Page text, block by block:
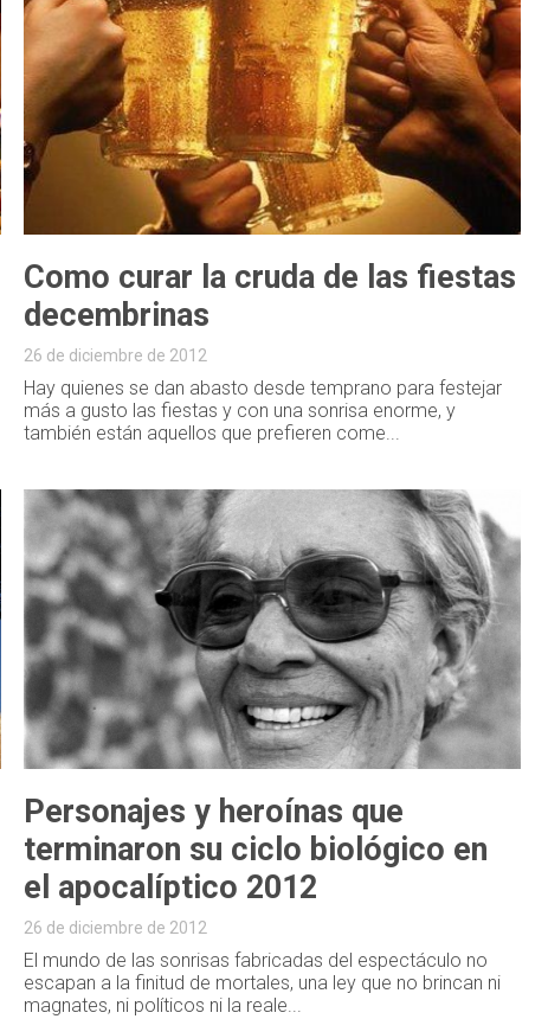
Como curar la cruda de las fiestas
decembrinas
26 de diciembre de 2012
Hay quienes se dan abasto desde temprano para festejar
más a gusto las fiestas y con una sonrisa enorme, y
también están aquellos que prefieren come...
Personajes y heroínas que
terminaron su ciclo biológico en
el apocalíptico 2012
26 de diciembre de 2012
El mundo de las sonrisas fabricadas del espectáculo no
escapan a la finitud de mortales, una ley que no brincan ni
magnates, ni políticos ni la reale...